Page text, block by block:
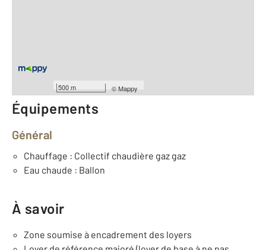
500 m ©Mappy
Nombre de pièces : 2
Équipements
Général
Chauffage : Collectif chaudière gaz gaz
Eau chaude : Ballon
À savoir
Zone soumise à encadrement des loyers